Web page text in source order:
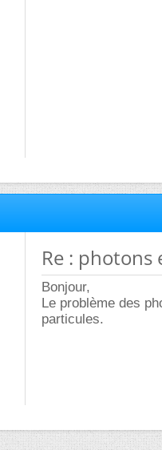
Re :
Bonjour,
Le problème des
particules.